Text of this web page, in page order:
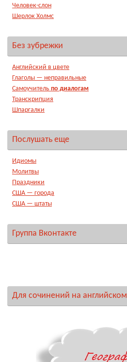
Человек-слон
Шерлок Холмс
Без зубрежки
Английский в цвете
Глаголы — неправильные
Самоучитель по диалогам
Транскрипция
Шпаргалки
Послушать еще
Идиомы
Молитвы
Праздники
США — города
США — штаты
Группа Вконтакте
Для сочинений на английском